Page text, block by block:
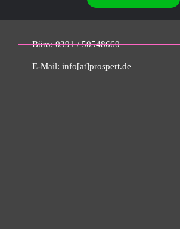
Büro: 0391 / 50548660
E-Mail: info[at]prospert.de